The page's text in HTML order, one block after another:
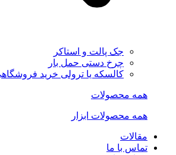
جک پالت و استاکر
چرخ دستی حمل بار
کالسکه یا ترولی خرید
همه محصولات
همه محصولات ابزار
مقالات
تماس با ما